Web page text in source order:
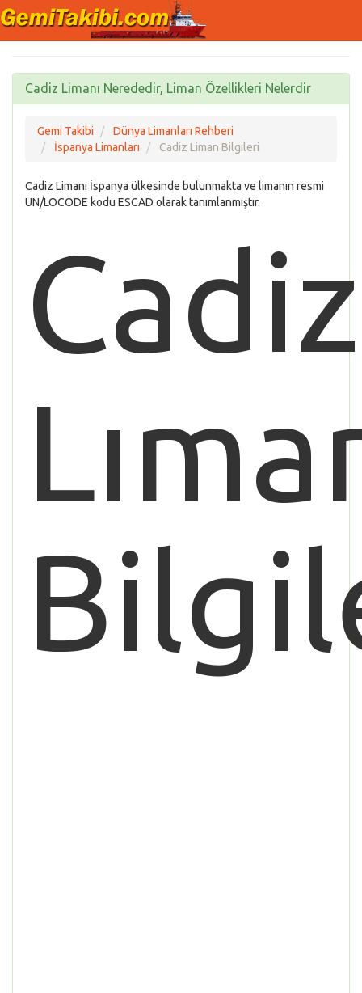
Cadiz Limanı Nerededir, Liman Özellikleri Nelerdir
Gemi Takibi
Dünya Limanları Rehberi
İspanya Limanları
Cadiz Liman Bilgileri
Cadiz Limanı İspanya ülkesinde bulunmakta ve limanın resmi
UN/LOCODE kodu ESCAD olarak tanımlanmıştır.
Cadiz